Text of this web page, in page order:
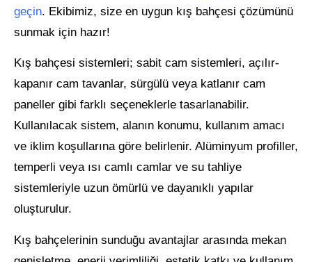
geçin. Ekibimiz, size en uygun kış bahçesi çözümünü
sunmak için hazır!
Kış bahçesi sistemleri; sabit cam sistemleri, açılır-
kapanır cam tavanlar, sürgülü veya katlanır cam
paneller gibi farklı seçeneklerle tasarlanabilir.
Kullanılacak sistem, alanın konumu, kullanım amacı
ve iklim koşullarına göre belirlenir. Alüminyum profiller,
temperli veya ısı camlı camlar ve su tahliye
sistemleriyle uzun ömürlü ve dayanıklı yapılar
oluşturulur.
Kış bahçelerinin sunduğu avantajlar arasında mekan